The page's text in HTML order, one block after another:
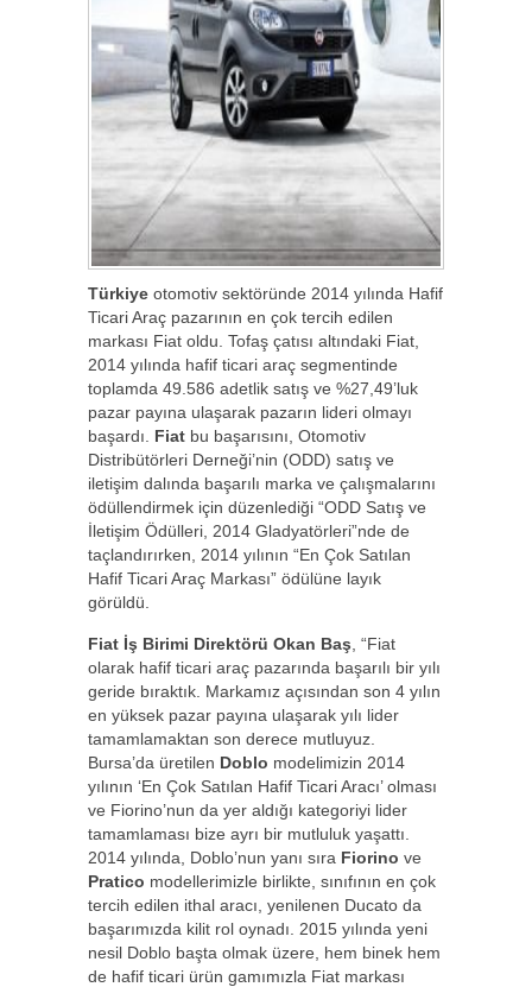
Türkiye otomotiv sektöründe 2014 yılında Hafif
Ticari Araç pazarının en çok tercih edilen
markası Fiat oldu. Tofaş çatısı altındaki Fiat,
2014 yılında hafif ticari araç segmentinde
toplamda 49.586 adetlik satış ve %27,49’luk
pazar payına ulaşarak pazarın lideri olmayı
başardı. Fiat bu başarısını, Otomotiv
Distribütörleri Derneği’nin (ODD) satış ve
iletişim dalında başarılı marka ve çalışmalarını
ödüllendirmek için düzenlediği “ODD Satış ve
İletişim Ödülleri, 2014 Gladyatörleri”nde de
taçlandırırken, 2014 yılının “En Çok Satılan
Hafif Ticari Araç Markası” ödülüne layık
görüldü.
Fiat İş Birimi Direktörü Okan Baş , “Fiat
olarak hafif ticari araç pazarında başarılı bir yılı
geride bıraktık. Markamız açısından son 4 yılın
en yüksek pazar payına ulaşarak yılı lider
tamamlamaktan son derece mutluyuz.
Bursa’da üretilen Doblo modelimizin 2014
yılının ‘En Çok Satılan Hafif Ticari Aracı’ olması
ve Fiorino’nun da yer aldığı kategoriyi lider
tamamlaması bize ayrı bir mutluluk yaşattı.
2014 yılında, Doblo’nun yanı sıra Fiorino ve
Pratico modellerimizle birlikte, sınıfının en çok
tercih edilen ithal aracı, yenilenen Ducato da
başarımızda kilit rol oynadı. 2015 yılında yeni
nesil Doblo başta olmak üzere, hem binek hem
de hafif ticari ürün gamımızla Fiat markası